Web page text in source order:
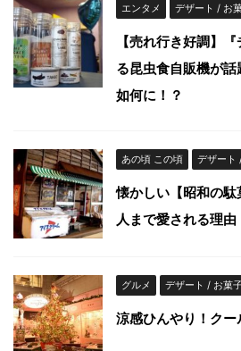
エンタメ デザート / お
【売れ行き好調】
る昆虫食自販機が
如何に！？
あの頃 この頃 デザート
懐かしい【昭和の
人まで愛される理由
グルメ デザート / お菓
涼感ひんやり！ク